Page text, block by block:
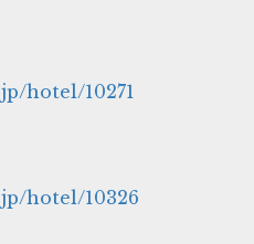
hotel/10271
hotel/10326